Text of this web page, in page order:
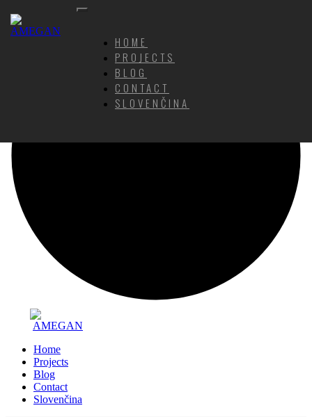
HOME
PROJECTS
BLOG
CONTACT
SLOVENČINA
Home
Projects
Blog
Contact
Slovenčina